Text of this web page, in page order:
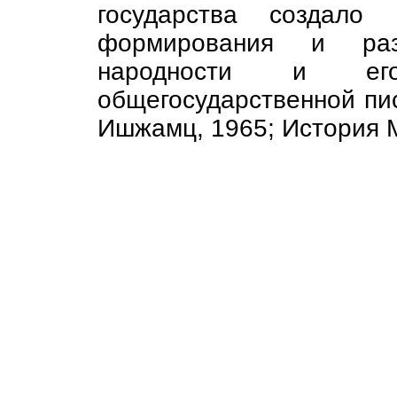
государства
формирования и
народности и
общегосударственной
Ишжамц, 1965; История